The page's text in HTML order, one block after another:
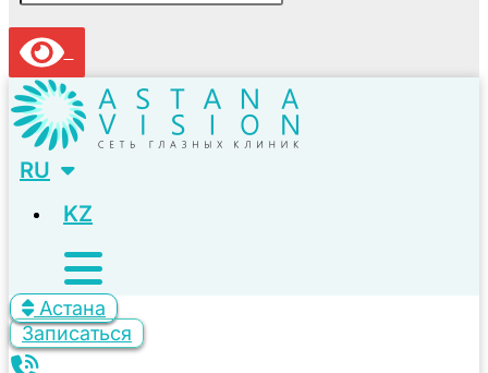
RU
KZ
Астана
Записаться